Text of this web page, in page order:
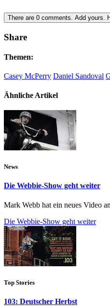
There are 0 comments. Add yours.
Share
Themen:
Casey McPerry Daniel Sandoval
Ähnliche Artikel
News
Die Webbie-Show geht weiter
Mark Webb hat ein neues Video
Die Webbie-Show geht weiter
Top Stories
103: Deutscher Herbst